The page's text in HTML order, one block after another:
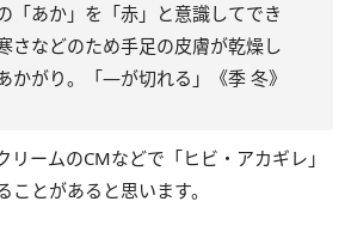
「あか」を「赤」と意識してでき
さなどのため手足の皮膚が乾燥し
かがり。「―が切れる」《季 冬》
リームのCMなどで「ヒビ・アカギレ」
ことがあると思います。